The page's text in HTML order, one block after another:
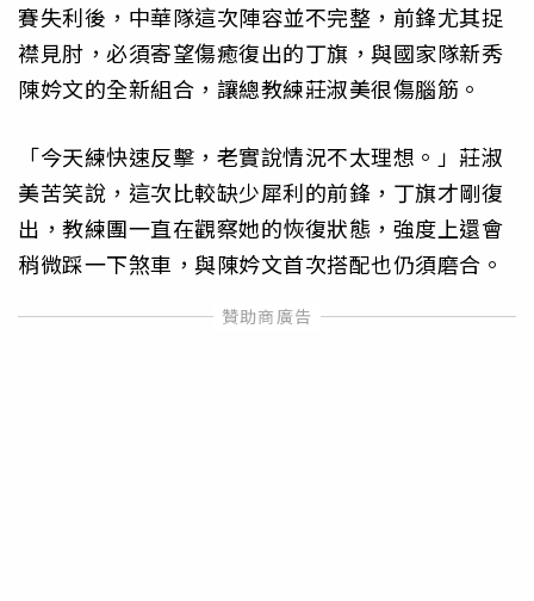
賽失利後，中華隊這次陣容並不完整，前鋒尤其捉
襟見肘，必須寄望傷癒復出的丁旗，與國家隊新秀
陳妗文的全新組合，讓總教練莊淑美很傷腦筋。
「今天練快速反擊，老實說情況不太理想。」莊淑
美苦笑說，這次比較缺少犀利的前鋒，丁旗才剛復
出，教練團一直在觀察她的恢復狀態，強度上還會
稍微踩一下煞車，與陳妗文首次搭配也仍須磨合。